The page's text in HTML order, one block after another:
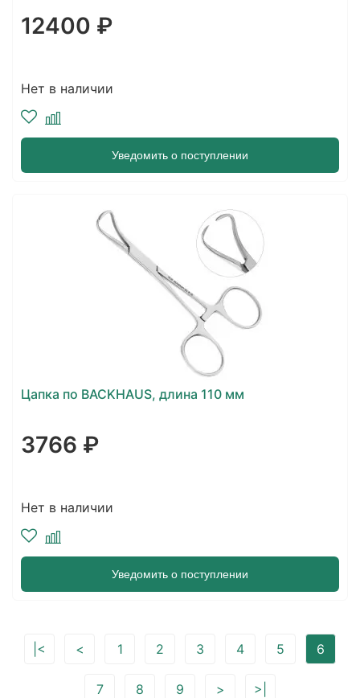
12400 ₽
Нет в наличии
Уведомить о поступлении
Цапка по BACKHAUS, длина 110 мм
3766 ₽
Нет в наличии
Уведомить о поступлении
|< < 1 2 3 4 5 6
7 8 9 > >|